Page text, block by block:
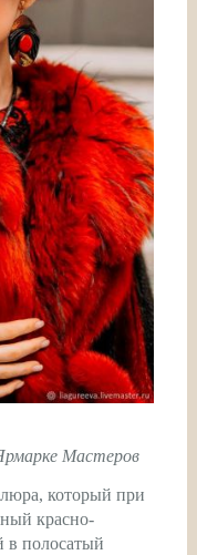
Мастеров
который при
красно-
в полосатый